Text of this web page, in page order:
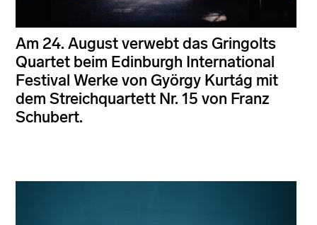
Am 24. August verwebt das Gringolts
Quartet beim Edinburgh International
Festival Werke von György Kurtág mit
dem Streichquartett Nr. 15 von Franz
Schubert.